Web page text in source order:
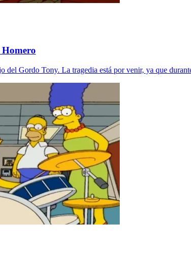
Homero
del Gordo Tony. La tragedia está por venir, ya que